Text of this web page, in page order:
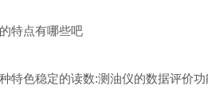
特点有哪些吧
色稳定的读数:测油仪的数据评价功